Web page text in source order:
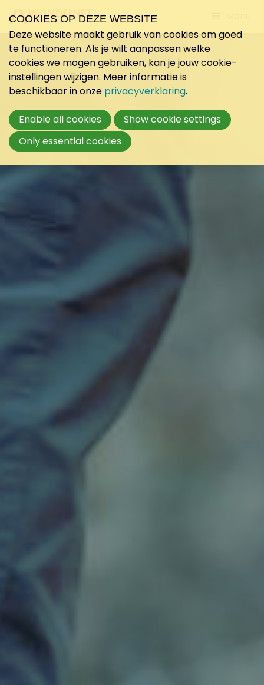
to
COOKIES OP DEZE WEBSITE
Deze website maakt gebruik van cookies om goed
te functioneren. Als je wilt aanpassen welke
cookies we mogen gebruiken, kan je jouw cookie-
instellingen wijzigen. Meer informatie is
beschikbaar in onze privacyverklaring.
Enable all cookies
Show cookie settings
Only essential cookies